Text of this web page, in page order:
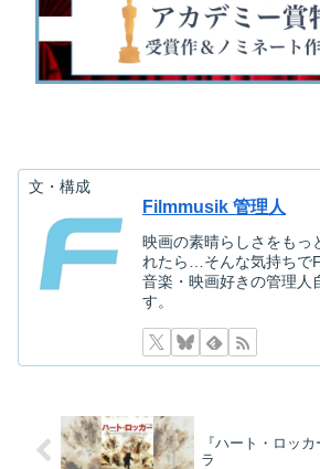
文・構成
Filmmusik 管理人
映画の素晴らしさをもっ
れたら…そんな気持ちで
音楽・映画好きの管理人
す。
『ハート・ロッ
ラ